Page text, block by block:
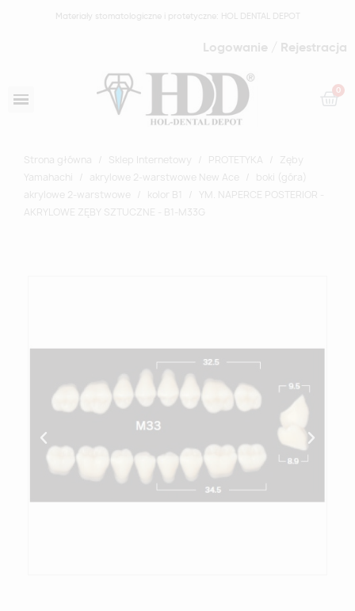
Materiały stomatologiczne i protetyczne: HOL DENTAL DEPOT
Logowanie / Rejestracja
Strona główna Sklep Internetowy PROTETYKA
Zęby
Yamahachi
akrylowe 2-warstwowe New Ace
boki (góra)
akrylowe 2-warstwowe
kolor B1
YM. NAPERCE POSTERIOR -
AKRYLOWE ZĘBY SZTUCZNE - B1-M33G